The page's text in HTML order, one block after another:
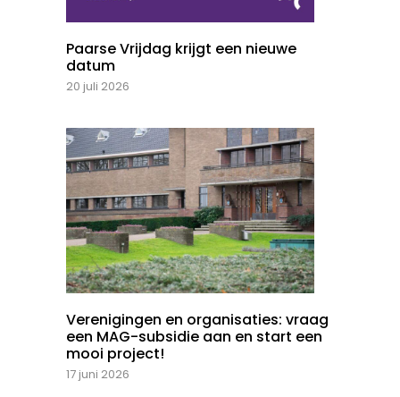
Paarse Vrijdag krijgt een nieuwe
datum
20 juli 2026
Verenigingen en organisaties: vraag
een MAG-subsidie aan en start een
mooi project!
17 juni 2026